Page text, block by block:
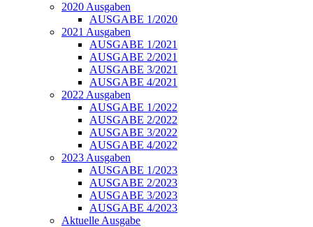
2020 Ausgaben
AUSGABE 1/2020
2021 Ausgaben
AUSGABE 1/2021
AUSGABE 2/2021
AUSGABE 3/2021
AUSGABE 4/2021
2022 Ausgaben
AUSGABE 1/2022
AUSGABE 2/2022
AUSGABE 3/2022
AUSGABE 4/2022
2023 Ausgaben
AUSGABE 1/2023
AUSGABE 2/2023
AUSGABE 3/2023
AUSGABE 4/2023
Aktuelle Ausgabe